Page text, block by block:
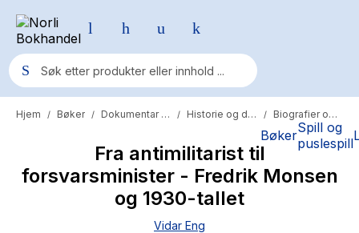
BøkerSpill og
puslespill
Populære søk
One piece
Fury Bound - Sable Sorensen
Hjem / Bøker / Dokumentar og fakta / Historie og dokumentar / Biografier og memoarer
Fra antimilitarist til
forsvarsminister - Fredrik Monsen
og 1930-tallet
Vidar Eng